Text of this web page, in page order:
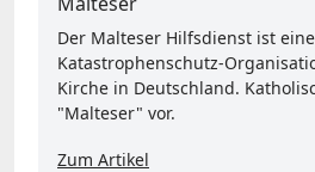
Der Malteser Hilfsdienst ist
Katastrophenschutz-
Kirche in Deutschland.
"Malteser" vor.
Zum Artikel